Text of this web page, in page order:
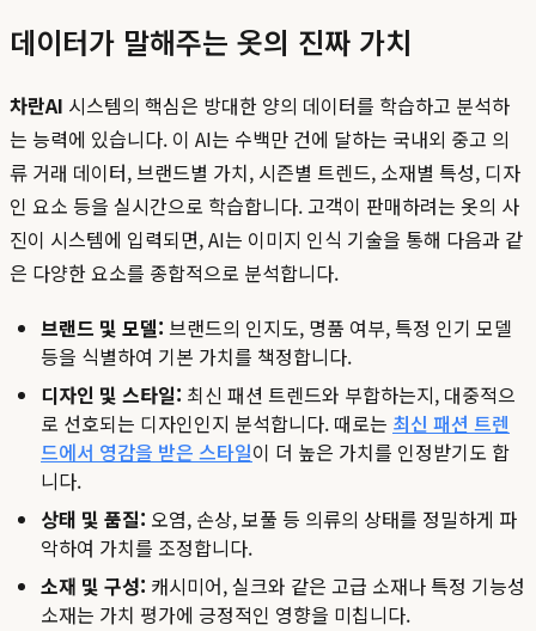
데이터가 말해주는 옷의 진짜 가치
차란AI 시스템의 핵심은 방대한 양의 데이터를 학습하고 분석하
는 능력에 있습니다. 이 AI는 수백만 건에 달하는 국내외 중고 의
류 거래 데이터, 브랜드별 가치, 시즌별 트렌드, 소재별 특성, 디자
인 요소 등을 실시간으로 학습합니다. 고객이 판매하려는 옷의 사
진이 시스템에 입력되면, AI는 이미지 인식 기술을 통해 다음과 같
은 다양한 요소를 종합적으로 분석합니다.
브랜드 및 모델: 브랜드의 인지도, 명품 여부, 특정 인기 모델
등을 식별하여 기본 가치를 책정합니다.
디자인 및 스타일: 최신 패션 트렌드와 부합하는지, 대중적으
로 선호되는 디자인인지 분석합니다. 때로는 최신 패션 트렌
드에서 영감을 받은 스타일이 더 높은 가치를 인정받기도 합
니다.
상태 및 품질: 오염, 손상, 보풀 등 의류의 상태를 정밀하게 파
악하여 가치를 조정합니다.
소재 및 구성: 캐시미어, 실크와 같은 고급 소재나 특정 기능성
소재는 가치 평가에 긍정적인 영향을 미칩니다.